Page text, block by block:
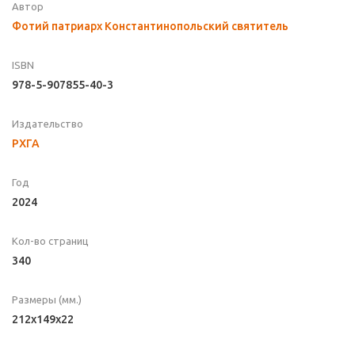
Автор
Фотий патриарх Константинопольский святитель
ISBN
978-5-907855-40-3
Издательство
РХГА
Год
2024
Кол-во страниц
340
Размеры (мм.)
212х149х22